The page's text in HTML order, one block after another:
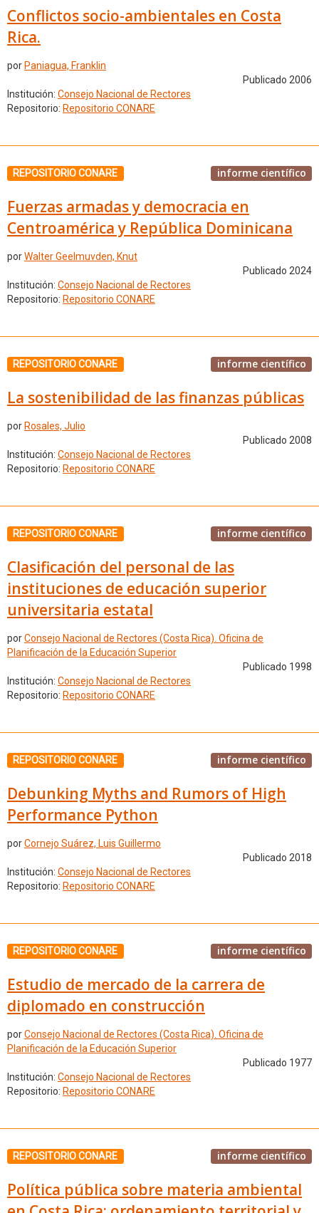
Conflictos socio-ambientales en Costa
Rica.
por Paniagua, Franklin
Publicado 2006
Institución: Consejo Nacional de Rectores
Repositorio: Repositorio CONARE
REPOSITORIO CONARE informe científico
Fuerzas armadas y democracia en
Centroamérica y República Dominicana
porWalter Geelmuvden, Knut
Publicado 2024
Institución: Consejo Nacional de Rectores
Repositorio: Repositorio CONARE
REPOSITORIO CONARE informe científico
La sostenibilidad de las finanzas públicas
por Rosales, Julio
Publicado 2008
Institución: Consejo Nacional de Rectores
Repositorio: Repositorio CONARE
REPOSITORIO CONARE informe científico
Clasificación del personal de las
instituciones de educación superior
universitaria estatal
porConsejo Nacional de Rectores (Costa Rica). Oficina de
Planificación de la Educación Superior
Publicado 1998
Institución: Consejo Nacional de Rectores
Repositorio: Repositorio CONARE
REPOSITORIO CONARE informe científico
Debunking Myths and Rumors of High
Performance Python
porCornejo Suárez, Luis Guillermo
Publicado 2018
Institución: Consejo Nacional de Rectores
Repositorio: Repositorio CONARE
REPOSITORIO CONARE informe científico
Estudio de mercado de la carrera de
diplomado en construcción
porConsejo Nacional de Rectores (Costa Rica). Oficina de
Planificación de la Educación Superior
Publicado 1977
Institución: Consejo Nacional de Rectores
Repositorio: Repositorio CONARE
REPOSITORIO CONARE informe científico
Política pública sobre materia ambiental